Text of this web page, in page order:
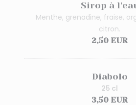
Sirop à
Menthe, grenadine, fraise,
citron.
2,50 EUR
Diabolo
3,50 EUR
25 cl